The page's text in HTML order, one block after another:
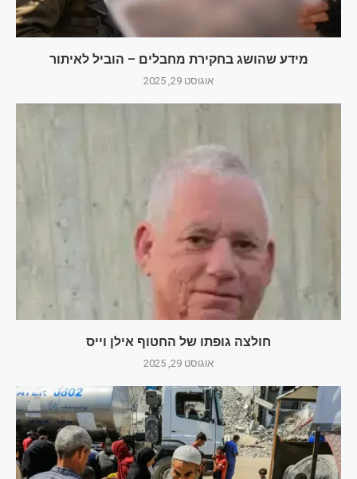
מידע שהושג בחקירת מחבלים – הוביל לאיתור
אוגוסט 29, 2025
חולצה גופתו של החטוף אילן וייס
אוגוסט 29, 2025